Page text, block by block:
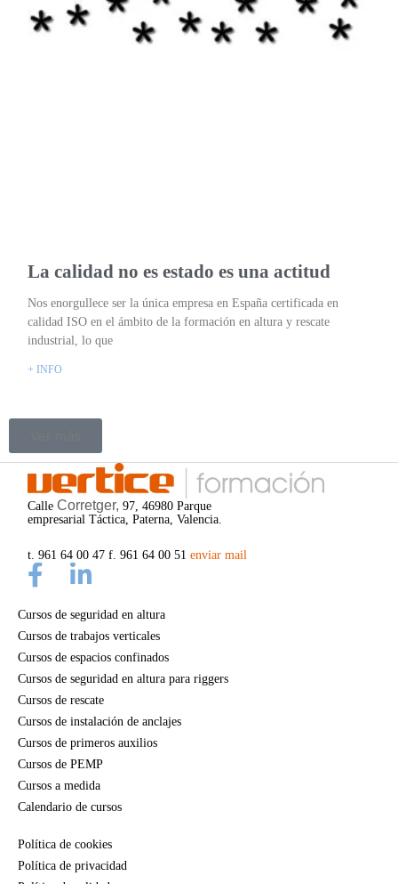
La calidad no es estado es una actitud
Nos enorgullece ser la única empresa en España certificada en
calidad ISO en el ámbito de la formación en altura y rescate
industrial, lo que
+ INFO
CalleCorretger, 97, 46980 Parque
empresarial Táctica, Paterna, Valencia.
t. 961 64 00 47 f. 961 64 00 51enviar mail
Cursos de seguridad en altura
Cursos de trabajos verticales
Cursos de espacios confinados
Cursos de seguridad en altura para riggers
Cursos de rescate
Cursos de instalación de anclajes
Cursos de primeros auxilios
Cursos de PEMP
Cursos a medida
Calendario de cursos
Política de cookies
Política de privacidad